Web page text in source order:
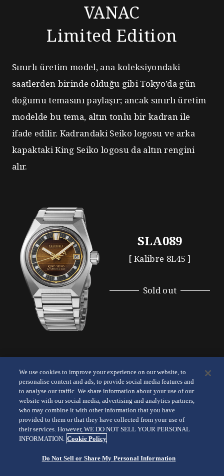
VANAC
Limited Edition
Sınırlı üretim model, ana koleksiyondaki
saatlerden birinde olduğu gibi Tokyo’da gün
doğumu temasını paylaşır; ancak sınırlı üretim
modelde bu tema, altın tonlu bir kadran ile
ifade edilir. Kadrandaki Seiko logosu ve arka
kapaktaki King Seiko logosu da altın rengini
alır.
SLA089
[ Kalibre 8L45 ]
Sold out
We use cookies to improve your experience on our website, to
personalise content and ads, to provide social media features and
to analyse our traffic. We share information about your use of our
website with our social media, advertising and analytics partners,
who may combine it with other information that you have
provided to them or that they have collected from your use of
their services. However, WE DO NOT SELL YOUR PERSONAL
INFORMATION. Cookie Policy
Do Not Sell or Share My Personal Information